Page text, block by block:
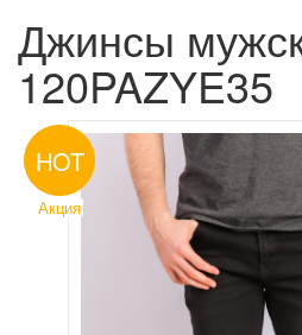
Джинсы
120PAZYE35
HOT
Акция